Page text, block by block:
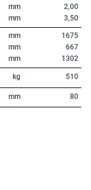
mm
mm
2,00
3,50
mm
mm
mm
1675
667
1302
kg 510
mm 80